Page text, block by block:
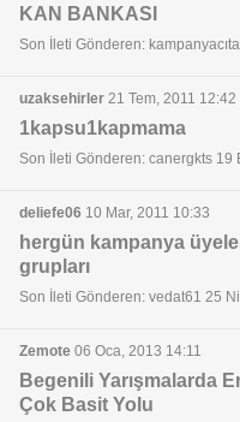
KAN BANKASI
Son İleti Gönderen:
uzaksehirler 21 Tem, 2011 12:42
1kapsu1kapmama
Son İleti Gönderen: canergkts 19
deliefe06 10 Mar, 2011 10:33
hergün kampanya
grupları
Son İleti Gönderen: vedat61 25
Zemote 06 Oca, 2013 14:11
Begenili Yarışmalarda
Çok Basit Yolu